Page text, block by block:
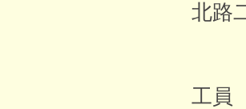
北路
傳
洽
工員